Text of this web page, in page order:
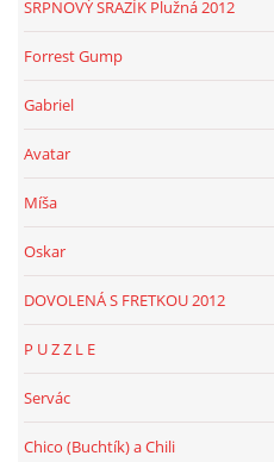
SRPNOVÝ SRAZÍK Plužná 2012
Forrest Gump
Gabriel
Avatar
Míša
Oskar
DOVOLENÁ S FRETKOU 2012
P U Z Z L E
Servác
Chico (Buchtík) a Chili